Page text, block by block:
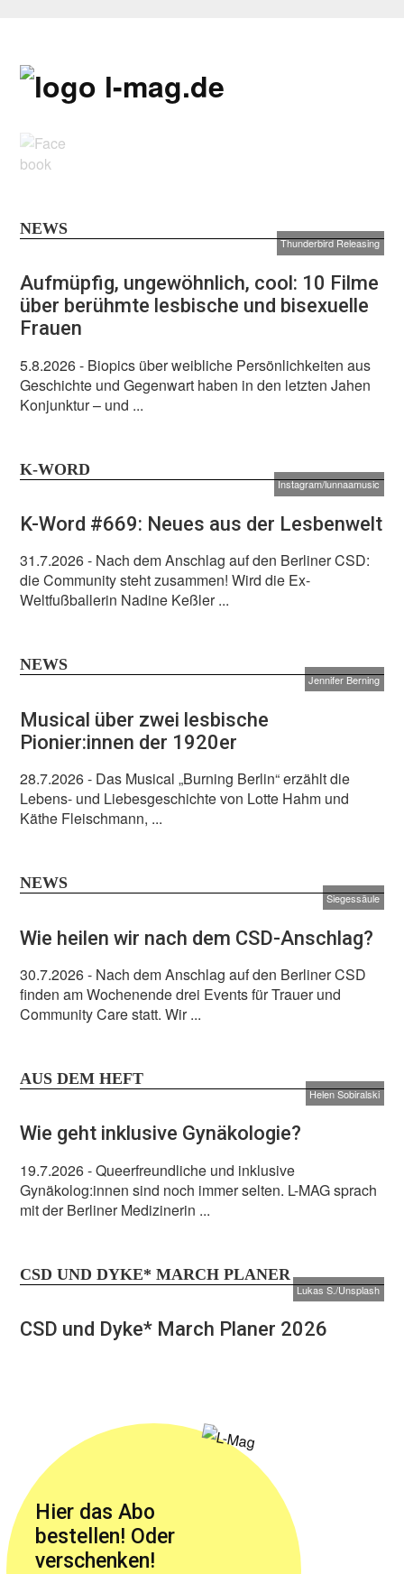
NEWS
Thunderbird Releasing
Aufmüpfig, ungewöhnlich, cool: 10 Filme
über berühmte lesbische und bisexuelle
Frauen
5.8.2026- Biopics über weibliche Persönlichkeiten aus
Geschichte und Gegenwart haben in den letzten Jahen
Konjunktur – und ...
K-WORD
Instagram/lunnaamusic
K-Word #669: Neues aus der Lesbenwelt
31.7.2026- Nach dem Anschlag auf den Berliner CSD:
die Community steht zusammen! Wird die Ex-
Weltfußballerin Nadine Keßler ...
NEWS
Jennifer Berning
Musical über zwei lesbische
Pionier:innen der 1920er
28.7.2026- Das Musical „Burning Berlin“ erzählt die
Lebens- und Liebesgeschichte von Lotte Hahm und
Käthe Fleischmann, ...
NEWS
Siegessäule
Wie heilen wir nach dem CSD-Anschlag?
30.7.2026- Nach dem Anschlag auf den Berliner CSD
finden am Wochenende drei Events für Trauer und
Community Care statt. Wir ...
AUS DEM HEFT
Helen Sobiralski
Wie geht inklusive Gynäkologie?
19.7.2026- Queerfreundliche und inklusive
Gynäkolog:innen sind noch immer selten. L-MAG sprach
mit der Berliner Medizinerin ...
CSD UND DYKE* MARCH PLANER
Lukas S./Unsplash
CSD und Dyke* March Planer 2026
Hier das Abo
bestellen! Oder
verschenken!